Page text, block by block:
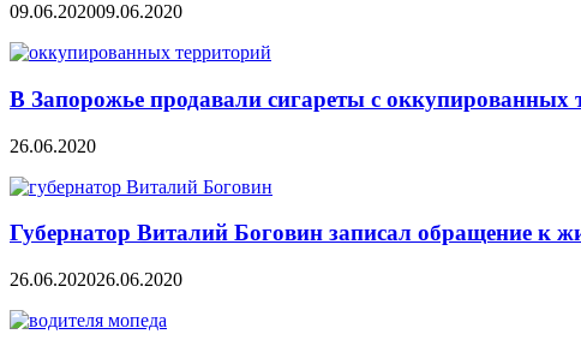
09.06.202009.06.2020
В Запорожье продавали сигареты с оккупированных
26.06.2020
Губернатор Виталий Боговин записал обращение к
26.06.202026.06.2020